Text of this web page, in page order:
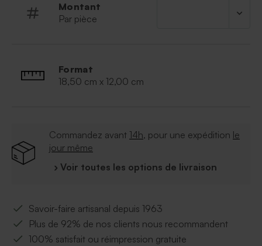
Montant
Par pièce
Format
18,50 cm x 12,00 cm
Commandez avant 14h, pour une expédition le
jour même
› Voir toutes les options de livraison
Savoir-faire artisanal depuis 1963
Plus de 92% de nos clients nous recommandent
100% satisfait ou réimpression gratuite